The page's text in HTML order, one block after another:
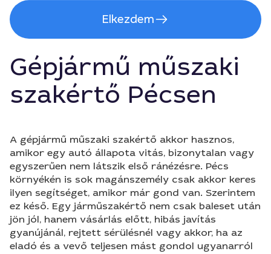
Elkezdem
Gépjármű műszaki
szakértő Pécsen
A gépjármű műszaki szakértő akkor hasznos,
amikor egy autó állapota vitás, bizonytalan vagy
egyszerűen nem látszik első ránézésre. Pécs
környékén is sok magánszemély csak akkor keres
ilyen segítséget, amikor már gond van. Szerintem
ez késő. Egy járműszakértő nem csak baleset után
jön jól, hanem vásárlás előtt, hibás javítás
gyanújánál, rejtett sérülésnél vagy akkor, ha az
eladó és a vevő teljesen mást gondol ugyanarról